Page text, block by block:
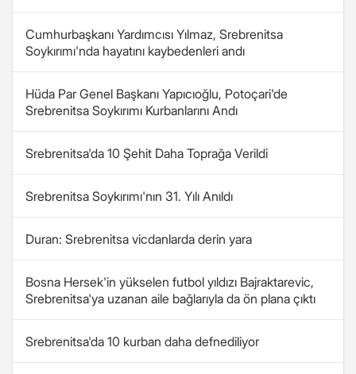
Cumhurbaşkanı Yardımcısı Yılmaz, Srebrenitsa
Soykırımı'nda hayatını kaybedenleri andı
Hüda Par Genel Başkanı Yapıcıoğlu, Potoçari'de
Srebrenitsa Soykırımı Kurbanlarını Andı
Srebrenitsa'da 10 Şehit Daha Toprağa Verildi
Srebrenitsa Soykırımı'nın 31. Yılı Anıldı
Duran: Srebrenitsa vicdanlarda derin yara
Bosna Hersek'in yükselen futbol yıldızı Bajraktarevic,
Srebrenitsa'ya uzanan aile bağlarıyla da ön plana çıktı
Srebrenitsa'da 10 kurban daha defnediliyor